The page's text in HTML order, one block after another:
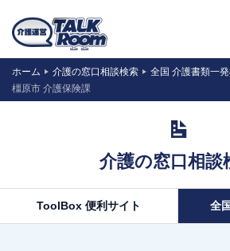
ホーム 介護の窓口相談検索 全国 介護書類一
橿原市 介護保険課
介護の窓口相談
ToolBox 便利サイト 全